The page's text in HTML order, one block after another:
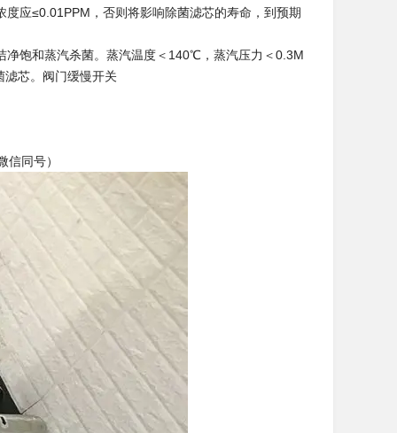
应≤0.01PPM，否则将影响除菌滤芯的寿命，到预期
净饱和蒸汽杀菌。蒸汽温度＜140℃，蒸汽压力＜0.3M
滤芯。阀门缓慢开关
同号）